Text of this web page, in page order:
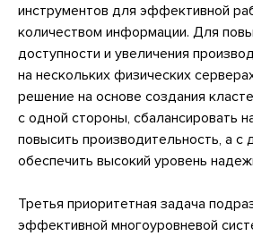
инструментов для эффективной
количеством информации. Для
доступности и увеличения
на нескольких физических
решение на основе создания
с одной стороны, сбалансировать
повысить производительность, а с
обеспечить высокий уровень
Третья приоритетная задача
эффективной многоуровневой